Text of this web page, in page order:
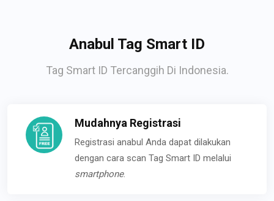
Anabul Tag Smart ID
Tag Smart ID Tercanggih Di Indonesia.
Mudahnya Registrasi
Registrasi anabul Anda dapat dilakukan
dengan cara scan Tag Smart ID melalui
smartphone.